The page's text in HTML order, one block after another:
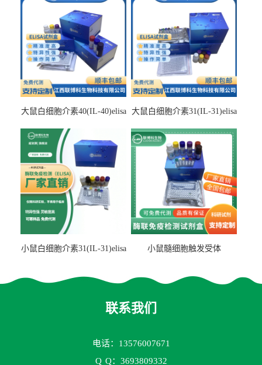
大鼠白细胞介素40(IL-40)elisa
大鼠白细胞介素31(IL-31)elisa
小鼠白细胞介素31(IL-31)elisa
小鼠髓细胞触发受体
联系我们
电话：13576007671
Q Q：3693809332